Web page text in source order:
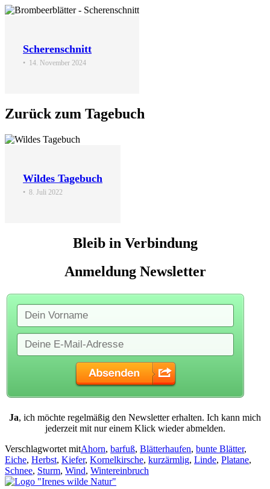
Scherenschnitt
• 14. November 2024
Zurück zum Tagebuch
Wildes Tagebuch
• 8. Juli 2022
Bleib in Verbindung
Anmeldung Newsletter
Ja, ich möchte regelmäßig den Newsletter erhalten. Ich kann mich
jederzeit mit nur einem Klick wieder abmelden.
Verschlagwortet mitAhorn, barfuß, Blätterhaufen, bunte Blätter,
Eiche, Herbst, Kiefer, Kornelkirsche, kurzärmlig, Linde, Platane,
Schnee, Sturm, Wind, Wintereinbruch